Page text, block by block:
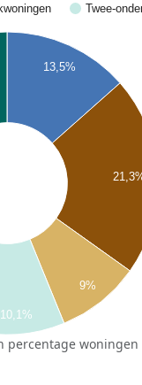
Twee-
13,5%
9%
10,1%
percentage